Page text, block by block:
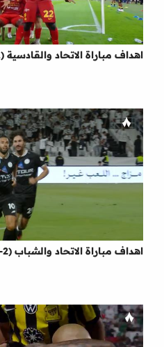
اهداف مباراة الاتحاد والقادسية (1-5) الدوري السعودي
اهداف مباراة الاتحاد والشباب (2-3) الدوري السعودي